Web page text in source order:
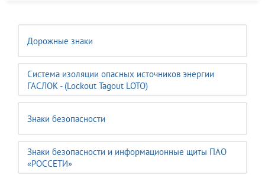
Дорожные знаки
Система изоляции опасных источников энергии
ГАСЛОК - (Lockout Tagout LOTO)
Знаки безопасности
Знаки безопасности и информационные щиты ПАО
«РОССЕТИ»